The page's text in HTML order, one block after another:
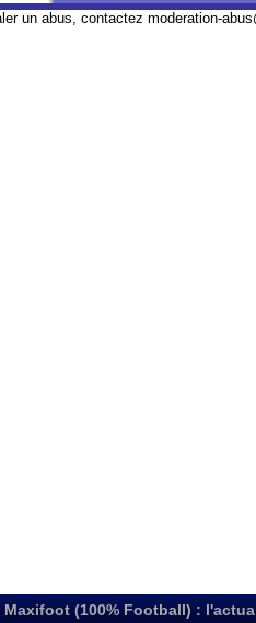
un abus, contactez moderation-
Maxifoot (100% Football) :